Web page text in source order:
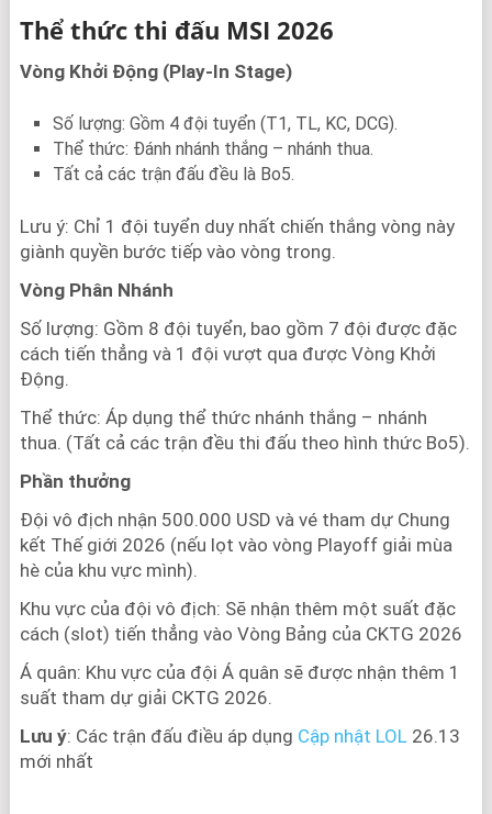
Thể thức thi đấu MSI 2026
Vòng Khởi Động (Play-In Stage)
Số lượng: Gồm 4 đội tuyển (T1, TL, KC, DCG).
Thể thức: Đánh nhánh thắng – nhánh thua.
Tất cả các trận đấu đều là Bo5.
Lưu ý: Chỉ 1 đội tuyển duy nhất chiến thắng vòng này
giành quyền bước tiếp vào vòng trong.
Vòng Phân Nhánh
Số lượng: Gồm 8 đội tuyển, bao gồm 7 đội được đặc
cách tiến thẳng và 1 đội vượt qua được Vòng Khởi
Động.
Thể thức: Áp dụng thể thức nhánh thắng – nhánh
thua. (Tất cả các trận đều thi đấu theo hình thức Bo5).
Phần thưởng
Đội vô địch nhận 500.000 USD và vé tham dự Chung
kết Thế giới 2026 (nếu lọt vào vòng Playoff giải mùa
hè của khu vực mình).
Khu vực của đội vô địch: Sẽ nhận thêm một suất đặc
cách (slot) tiến thẳng vào Vòng Bảng của CKTG 2026
Á quân: Khu vực của đội Á quân sẽ được nhận thêm 1
suất tham dự giải CKTG 2026.
Lưu ý: Các trận đấu điều áp dụng Cập nhật LOL 26.13
mới nhất